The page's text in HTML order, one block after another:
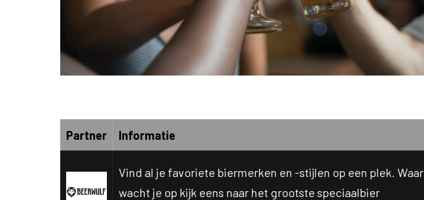
Partner Informatie
Vind al je favoriete biermerken en -stijlen op een plek. Waar
wacht je op kijk eens naar het grootste speciaalbier